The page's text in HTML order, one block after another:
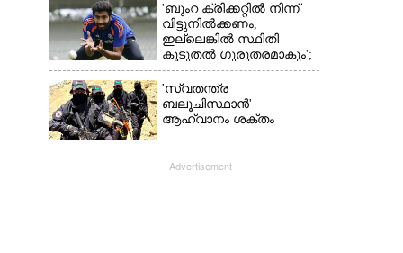
മുൻ താരം
'ബുംറ ക്രിക്കറ്റിൽ നിന്ന്
വിട്ടുനിൽക്കണം,
ഇല്ലെങ്കിൽ സ്ഥിതി
കൂടുതൽ ഗുരുതരമാകും';
മുന്നറിയിപ്പുമായി മുൻ
താരം
'സ്വതന്ത്ര
ബലൂചിസ്ഥാൻ'
ആഹ്വാനം ശക്തം
Advertisement